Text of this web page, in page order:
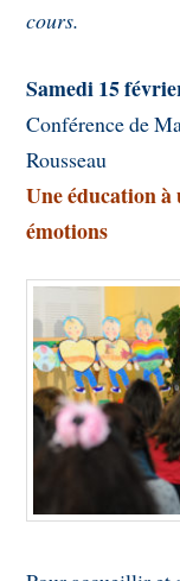
cours.
Samedi 15
Conférence de
Rousseau
Une éducation à
émotions